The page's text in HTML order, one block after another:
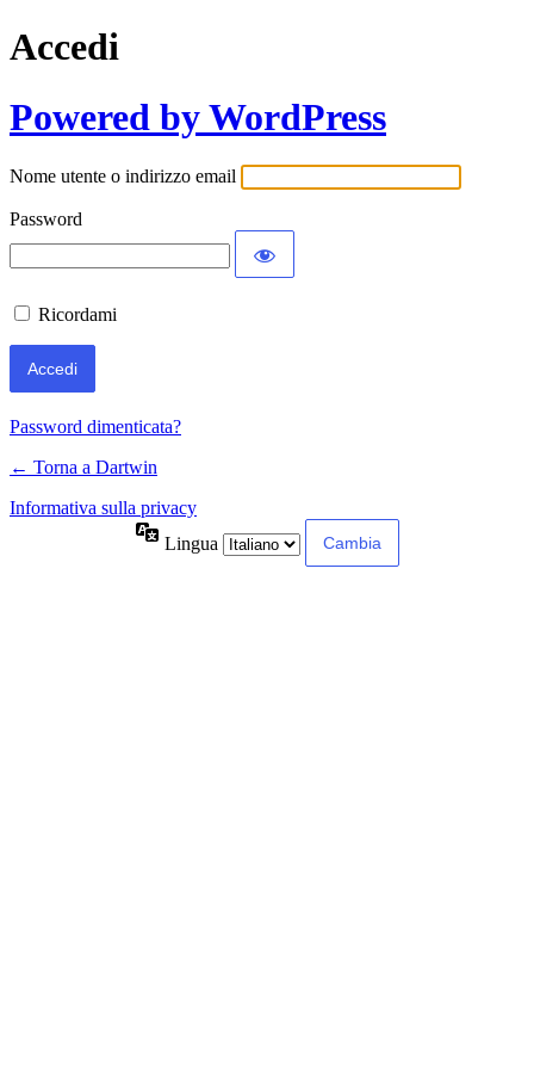
Accedi
Powered by WordPress
Nome utente o indirizzo email
Password
Ricordami
Password dimenticata?
← Torna a Dartwin
Informativa sulla privacy
Lingua